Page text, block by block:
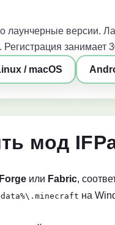
лаунчерные версии.
занимает
/ macOS
мод
Forge или Fabric,
на